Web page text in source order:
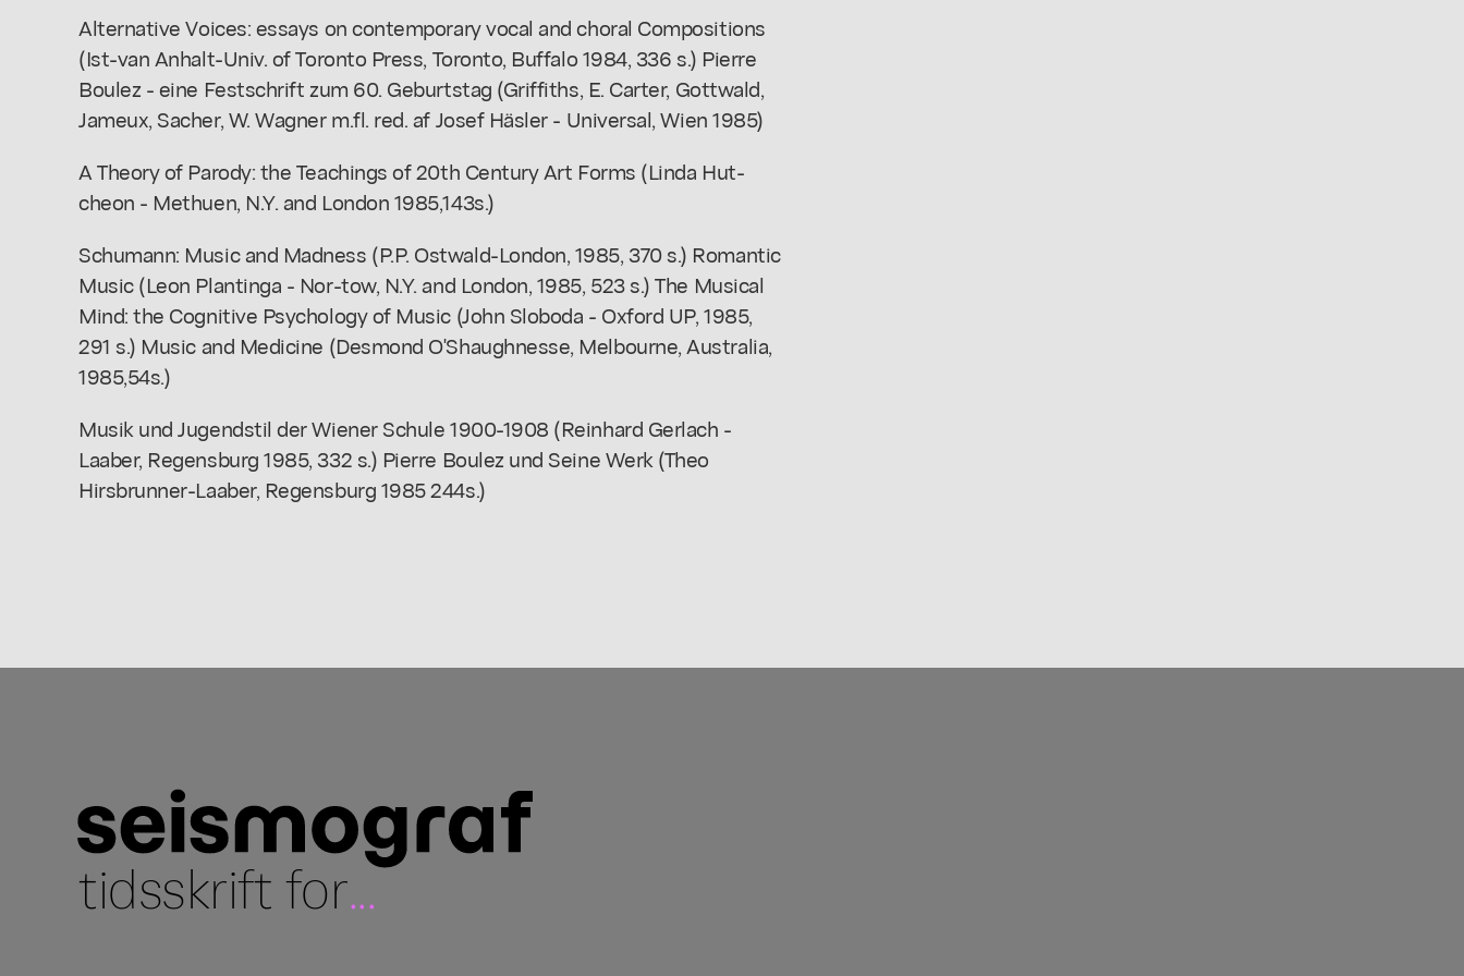
Alternative Voices: essays on contemporary vocal and choral Compositions
(Ist-van Anhalt-Univ. of Toronto Press, Toronto, Buffalo 1984, 336 s.) Pierre
Boulez - eine Festschrift zum 60. Geburtstag (Griffiths, E. Carter, Gottwald,
Jameux, Sacher, W. Wagner m.fl. red. af Josef Häsler - Universal, Wien 1985)
A Theory of Parody: the Teachings of 20th Century Art Forms (Linda Hut-
cheon - Methuen, N.Y. and London 1985,143s.)
Schumann: Music and Madness (P.P. Ostwald-London, 1985, 370 s.) Romantic
Music (Leon Plantinga - Nor-tow, N.Y. and London, 1985, 523 s.) The Musical
Mind: the Cognitive Psychology of Music (John Sloboda - Oxford UP, 1985,
291 s.) Music and Medicine (Desmond O'Shaughnesse, Melbourne, Australia,
1985,54s.)
Musik und Jugendstil der Wiener Schule 1900-1908 (Reinhard Gerlach -
Laaber, Regensburg 1985, 332 s.) Pierre Boulez und Seine Werk (Theo
Hirsbrunner-Laaber, Regensburg 1985 244s.)
tidsskrift for...